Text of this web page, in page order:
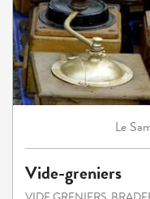
Le
Vide-greniers